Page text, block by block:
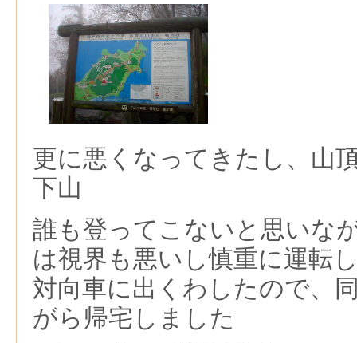
更に悪くなってきたし、山
下山
誰も登ってこないと思いな
は視界も悪いし慎重に運転
対向車に出くわしたので、
がら帰宅しました